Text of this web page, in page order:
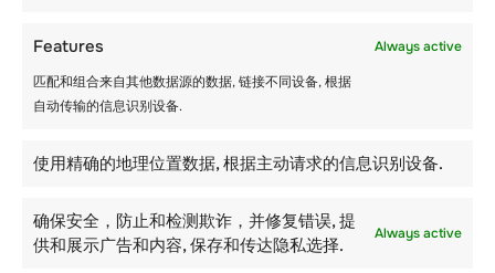
Features
Always active
匹配和组合来自其他数据源的数据, 链接不同设备, 根据
自动传输的信息识别设备.
使用精确的地理位置数据, 根据主动请求的信息识别设备.
确保安全，防止和检测欺诈，并修复错误, 提
供和展示广告和内容, 保存和传达隐私选择.
Always active